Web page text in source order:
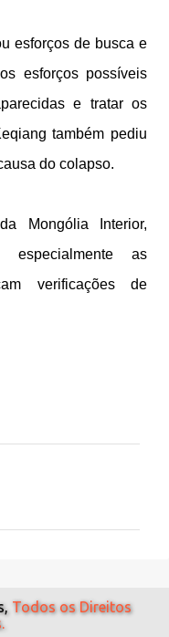
esforços de busca e
esforços possíveis
e tratar os
também pediu
do colapso.
Mongólia Interior,
especialmente as
verificações de
Todos os Direitos